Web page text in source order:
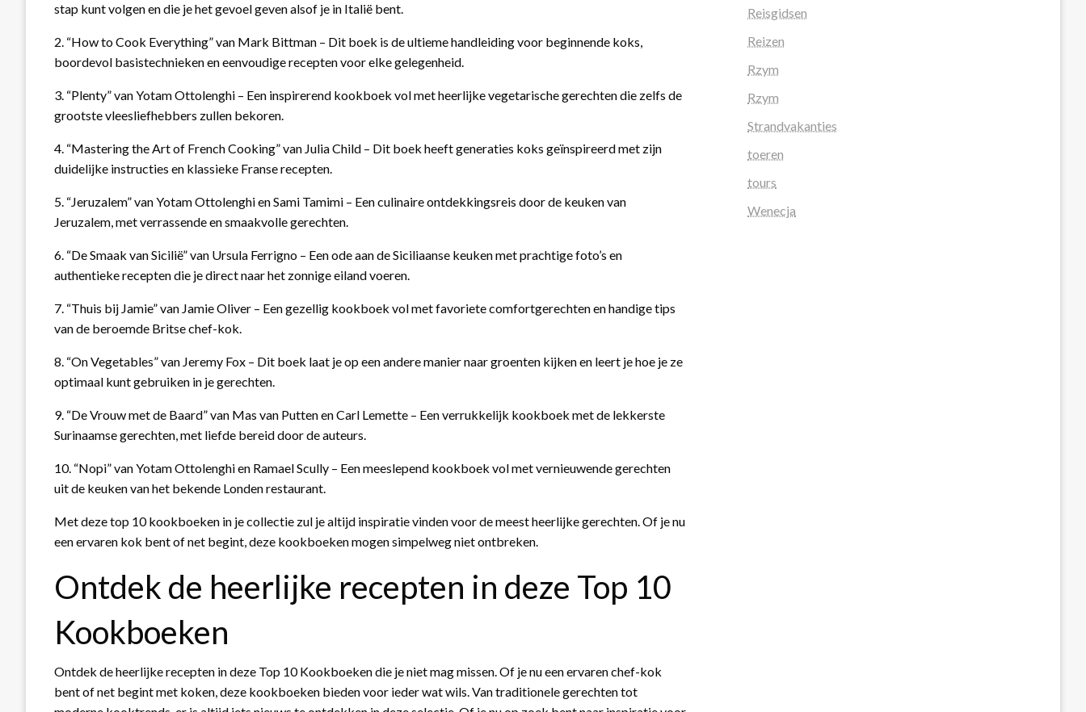
stap kunt volgen en die je het gevoel geven alsof je in Italië bent.
2. “How to Cook Everything” van Mark Bittman – Dit boek is de ultieme handleiding voor beginnende koks,
boordevol basistechnieken en eenvoudige recepten voor elke gelegenheid.
3. “Plenty” van Yotam Ottolenghi – Een inspirerend kookboek vol met heerlijke vegetarische gerechten die zelfs de
grootste vleesliefhebbers zullen bekoren.
4. “Mastering the Art of French Cooking” van Julia Child – Dit boek heeft generaties koks geïnspireerd met zijn
duidelijke instructies en klassieke Franse recepten.
5. “Jeruzalem” van Yotam Ottolenghi en Sami Tamimi – Een culinaire ontdekkingsreis door de keuken van
Jeruzalem, met verrassende en smaakvolle gerechten.
6. “De Smaak van Sicilië” van Ursula Ferrigno – Een ode aan de Siciliaanse keuken met prachtige foto’s en
authentieke recepten die je direct naar het zonnige eiland voeren.
7. “Thuis bij Jamie” van Jamie Oliver – Een gezellig kookboek vol met favoriete comfortgerechten en handige tips
van de beroemde Britse chef-kok.
8. “On Vegetables” van Jeremy Fox – Dit boek laat je op een andere manier naar groenten kijken en leert je hoe je ze
optimaal kunt gebruiken in je gerechten.
9. “De Vrouw met de Baard” van Mas van Putten en Carl Lemette – Een verrukkelijk kookboek met de lekkerste
Surinaamse gerechten, met liefde bereid door de auteurs.
10. “Nopi” van Yotam Ottolenghi en Ramael Scully – Een meeslepend kookboek vol met vernieuwende gerechten
uit de keuken van het bekende Londen restaurant.
Met deze top 10 kookboeken in je collectie zul je altijd inspiratie vinden voor de meest heerlijke gerechten. Of je nu
een ervaren kok bent of net begint, deze kookboeken mogen simpelweg niet ontbreken.
Ontdek de heerlijke recepten in deze Top 10
Kookboeken
Ontdek de heerlijke recepten in deze Top 10 Kookboeken die je niet mag missen. Of je nu een ervaren chef-kok
bent of net begint met koken, deze kookboeken bieden voor ieder wat wils. Van traditionele gerechten tot
Reisgidsen
Reizen
Rzym
Rzym
Strandvakanties
toeren
tours
Wenecja